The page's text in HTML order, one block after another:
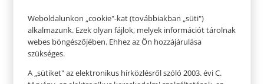
Elengedhetetlen ahhoz, hogy a testünk
optimális szinten működhessen az, ha
megfelelően hidratáltak vagyunk. Azok az
emberek, akik nem isznak elég vizet
Weboldalunkon „cookie"-kat (továbbiakban „süti")
alkalmazunk. Ezek olyan fájlok, melyek információt tárolnak
webes böngészőjében. Ehhez az Ön hozzájárulása
szükséges.
A „sütiket" az elektronikus hírközlésről szóló 2003. évi C.